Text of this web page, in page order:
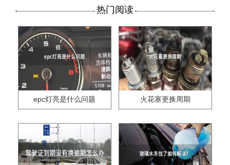
热门阅读
epc灯亮是什么问题 火花塞更换周期